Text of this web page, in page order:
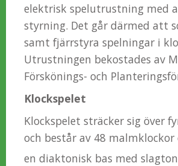
elektrisk spelutrustning med
styrning. Det går därmed att
samt fjärrstyra spelningar i
Utrustningen bekostades av
Förskönings- och
Klockspelet
Klockspelet sträcker sig över
och består av 48
en diaktonisk bas med